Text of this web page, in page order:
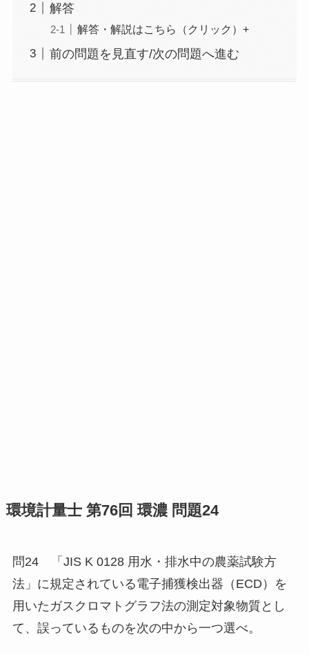
解答
解答・解説はこちら（クリック）+
前の問題を見直す/次の問題へ進む
環境計量士 第76回 環濃 問題24
問24 「JIS K 0128 用水・排水中の農薬試験方
法」に規定されている電子捕獲検出器（ECD）を
用いたガスクロマトグラフ法の測定対象物質とし
て、誤っているものを次の中から一つ選べ。